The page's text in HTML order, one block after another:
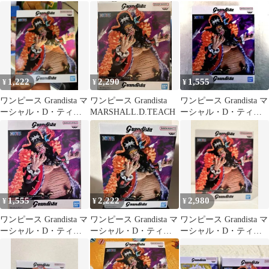
チ フィギュア
ュア セット
¥ 1,222
ワンピース Grandista マ
ーシャル・D・ティー
チ フィギュア
¥2,290
ワンピース Grandista
MARSHALL.D.TEACH
¥ 1,555
ワンピース Grandista マ
ーシャル・D・ティー
¥ 1,555
ワンピース Grandista マ
ーシャル・D・ティー
¥2,222
ワンピース Grandista マ
ーシャル・D・ティー
チ フィギュア
¥ 2,980
ワンピース Grandista マ
ーシャル・D・ティー